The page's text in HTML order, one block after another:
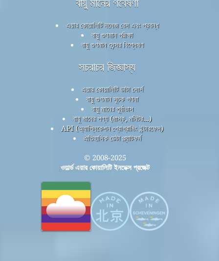
এয়ার কোয়ালিটি নলেজ বেস এবং প্রবন্ধ
বায়ু গুণমান পরীক্ষা
বায়ু গুণমান সেন্সর বিশ্লেষণ
সচরাচর জিজ্ঞাস্য
এয়ার কোয়ালিটি ডাটা সোর্স
বায়ু গুণমান সূচক গণনা
বায়ু মানের পূর্বাভাস
বায়ু মানের পণ্য (মাস্ক, মনিটর...)
API (অ্যাপ্লিকেশন প্রোগ্রামিং ইন্টারফেস)
ঐতিহাসিক ডেটা প্ল্যাটফর্ম
© 2008-2025
ওয়ার্ল্ড এয়ার কোয়ালিটি ইনডেক্স প্রজেক্ট